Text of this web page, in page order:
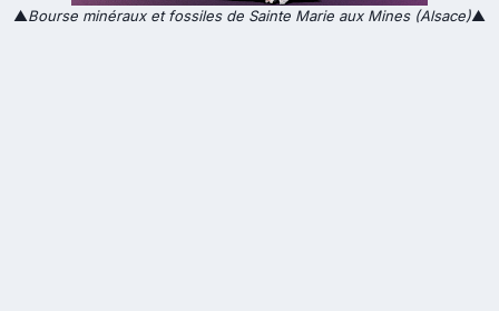
▲Bourse minéraux et fossiles de Sainte Marie aux Mines (Alsace)▲